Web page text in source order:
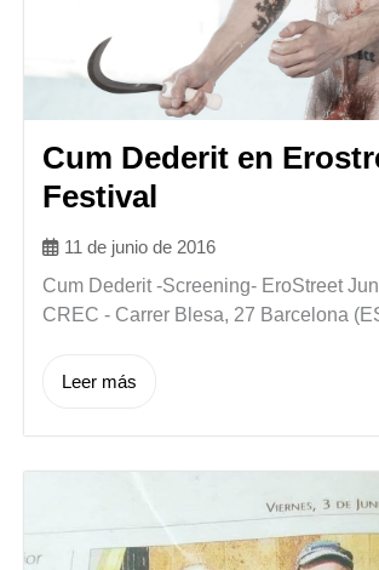
Cum Dederit en
Festival
11 de junio de 2016
Cum Dederit -Screening- EroStreet
CREC - Carrer Blesa, 27 Barcelona
Leer más